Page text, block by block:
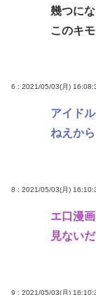
幾つに
このキ
6 : 2021/05/03(月)
アイド
ねえから
8 : 2021/05/03(月)
エ口漫
見ない
9 : 2021/05/03(月)